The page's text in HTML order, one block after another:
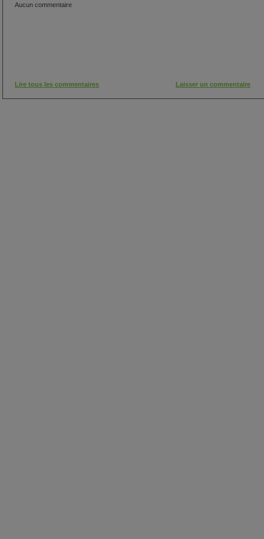
Aucun commentaire
Lire tous les commentaires Laisser un commentaire